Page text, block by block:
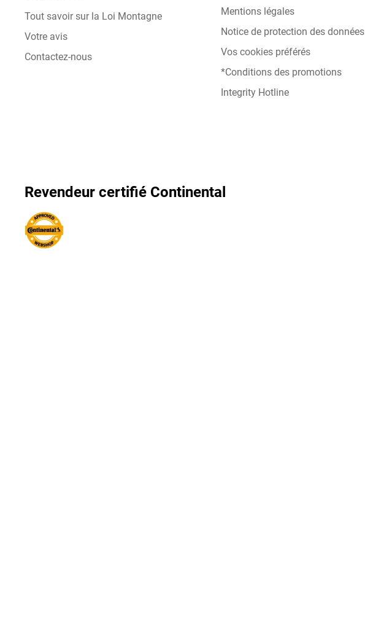
Tout savoir sur la Loi Montagne
Votre avis
Contactez-nous
Mentions légales
Notice de protection des données
Vos cookies préférés
*Conditions des promotions
Integrity Hotline
Revendeur certifié Continental